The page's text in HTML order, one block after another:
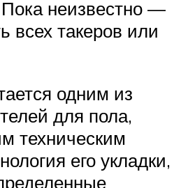
неизвестно —
всех такеров или
одним из
для пола,
техническим
его укладки,